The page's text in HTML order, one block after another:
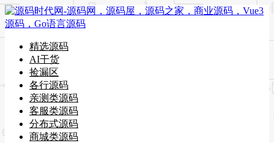
精选源码
AI干货
捡漏区
各行源码
亲测类源码
客服类源码
分布式源码
商城类源码